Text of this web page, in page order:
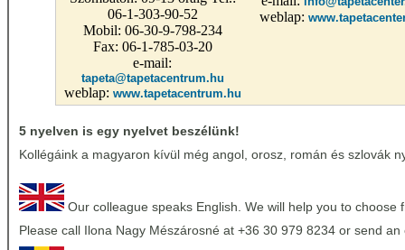
06-1-303-90-52
Mobil: 06-30-9-798-234
Fax: 06-1-785-03-20
e-mail:
tapeta@tapetacentrum.hu
weblap: www.tapetacentrum.hu
weblap:
5 nyelven is egy nyelvet beszélünk!
Kollégáink a magyaron kívül még angol, orosz, román és szlovák
Our colleague speaks English. We will help you to choose
Please call Ilona Nagy Mészárosné at +36 30 979 8234 or send